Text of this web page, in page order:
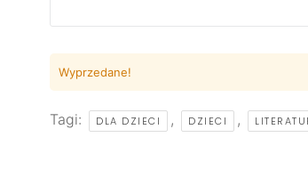
Wyprzedane!
Tagi: DLA DZIECI , DZIECI ,